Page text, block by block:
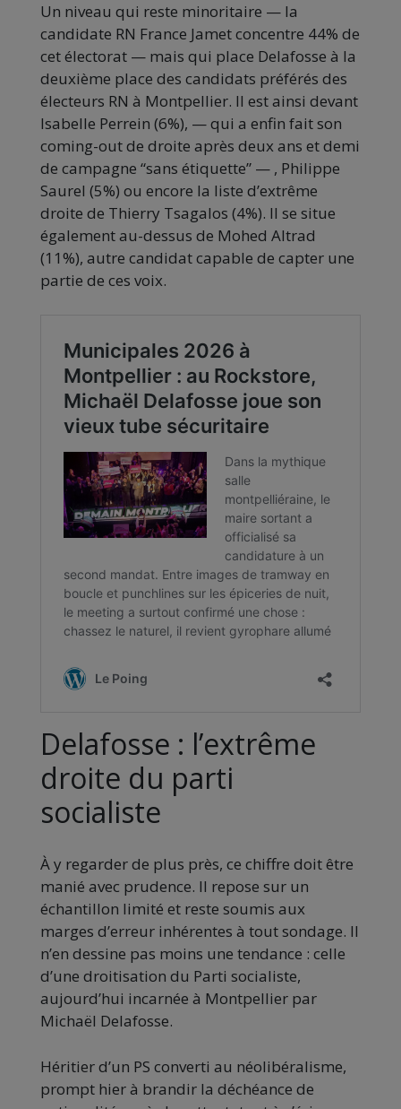
Un niveau qui reste minoritaire — la
candidate RN France Jamet concentre 44% de
cet électorat — mais qui place Delafosse à la
deuxième place des candidats préférés des
électeurs RN à Montpellier. Il est ainsi devant
Isabelle Perrein (6%), — qui a enfin fait son
coming-out de droite après deux ans et demi
de campagne “sans étiquette” — , Philippe
Saurel (5%) ou encore la liste d’extrême
droite de Thierry Tsagalos (4%). Il se situe
également au-dessus de Mohed Altrad
(11%), autre candidat capable de capter une
partie de ces voix.
Delafosse : l’extrême
droite du parti
socialiste
À y regarder de plus près, ce chiffre doit être
manié avec prudence. Il repose sur un
échantillon limité et reste soumis aux
marges d’erreur inhérentes à tout sondage. Il
n’en dessine pas moins une tendance : celle
d’une droitisation du Parti socialiste,
aujourd’hui incarnée à Montpellier par
Michaël Delafosse.
Héritier d’un PS converti au néolibéralisme,
prompt hier à brandir la déchéance de